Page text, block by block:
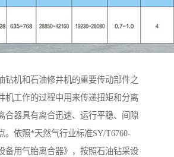
钻机和石油修井机的重要传动部件之
机工作的过程中用来传递扭矩和分离
合器具有离合迅速、运行平稳、间隙
。依照*天然气行业标准SY/T6760-
备用气胎离合器》，按照石油钻采设